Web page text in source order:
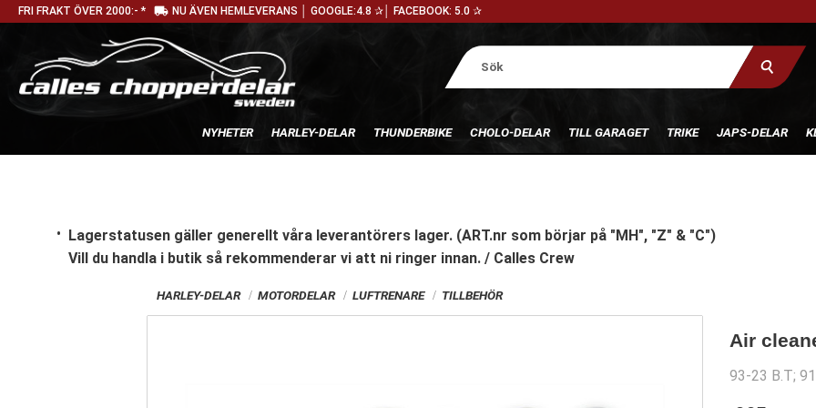
FRI FRAKT ÖVER 2000:- * local_shipping NU ÄVEN HEMLEVERANS │ GOOGLE:4.8 ✰│ FACEBOOK: 5.0 ✰
NYHETER HARLEY-DELAR THUNDERBIKE CHOLO-DELAR TILL GARAGET TRIKE JAPS-DELAR
Lagerstatusen gäller generellt våra leverantörers lager. (ART.nr som börjar på "MH", "Z" & "C")
Vill du handla i butik så rekommenderar vi att ni ringer innan. / Calles Crew
HARLEY-DELAR MOTORDELAR LUFTRENARE TILLBEHÖR
Air
93-23 B.T;